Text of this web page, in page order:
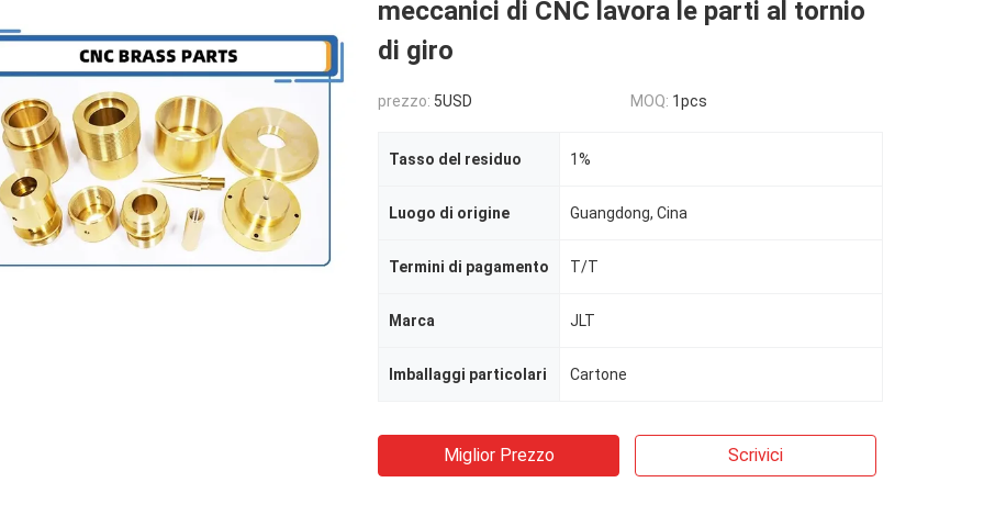
meccanici di CNC lavora le parti al tornio
di giro
prezzo: 5USD MOQ: 1pcs
Tasso del residuo 1%
Luogo di origine Guangdong, Cina
Termini di pagamento T/T
Marca JLT
Imballaggi particolari Cartone
Miglior Prezzo Scrivici